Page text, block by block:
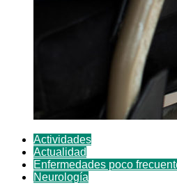
Actividades
Actualidad
Enfermedades poco
Neurología